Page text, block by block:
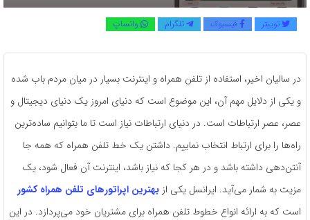
توییتر فیسبوک تلگرام واتساپ
در سالیان اخیر، استفاده از تلفن همراه و اینترنت بسیار در میان مردم باب شده
و یکی از دلایل مهم آن، این موضوع است که دنیای امروز یک دنیای دیجیتال و
عصر، عصر ارتباطات است. در دنیای ارتباطات نیاز است تا ما بتوانیم ساده‌ترین
راه‌ها را برای ارتباط انتخاب نماییم. داشتن یک خط تلفن همراه که همه جا
آنتن‌دهی داشته باشد و در هر کجا که نیاز باشد، اینترنت آن فعال شود، یک
مزیت به شمار می‌آید. ایرانسل یکی از بهترین اپراتورهای تلفن همراه کشور
است که به ارائه انواع خطوط تلفن همراه برای مشتریان خود می‌پردازد. در این